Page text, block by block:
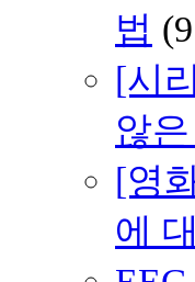
법
[시
않
[영
에